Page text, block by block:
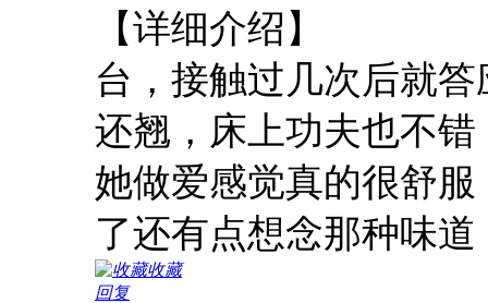
【详细介绍】 在
台，接触过几次后就
还翘，床上功夫也不
她做爱感觉真的很舒
了还有点想念那种味道
收藏
回复